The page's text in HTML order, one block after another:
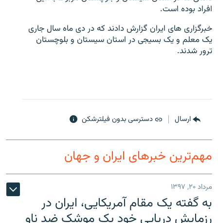
افراد بوده است.
خبرگزاری های ایران گزارش دادند که در دی ماه سال جاری
یک معلم و یک بسیجی در استان سیستان و بلوچستان
ترور شدند.
ارسال دسترسی بدون فیلترشکن
مهم‌ترین خبرهای ایران و جهان
مرداد ۲۰, ۱۳۹۷
به گفته یک مقام آمریکایی، ایران در